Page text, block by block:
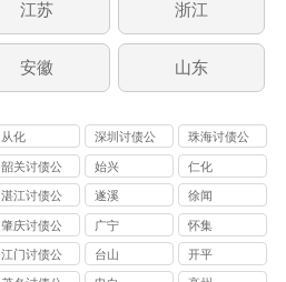
江苏 浙江
安徽 山东
从化
深圳讨债公
司
珠海讨债公
司
韶关讨债公
司
始兴 仁化
湛江讨债公
司
遂溪 徐闻
肇庆讨债公
司
广宁 怀集
江门讨债公
司
台山 开平